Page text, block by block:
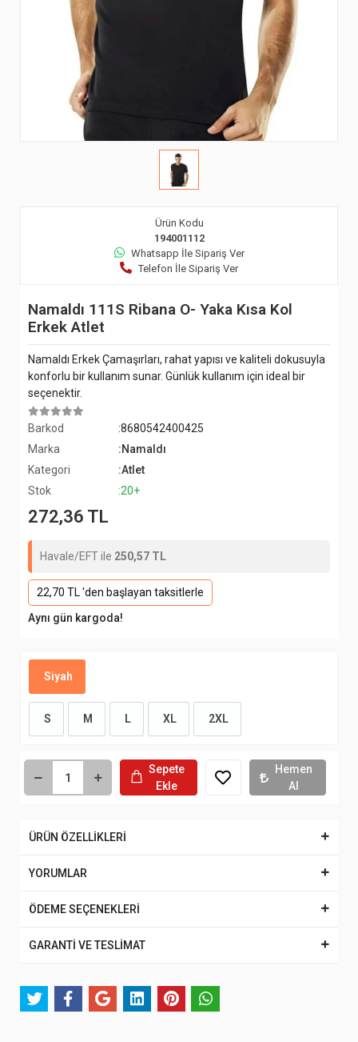
Ürün Kodu
194001112
Whatsapp İle Sipariş Ver
Telefon İle Sipariş Ver
Namaldı 111S Ribana O- Yaka Kısa Kol
Erkek Atlet
Namaldı Erkek Çamaşırları, rahat yapısı ve kaliteli dokusuyla
konforlu bir kullanım sunar. Günlük kullanım için ideal bir
seçenektir.
Barkod
:8680542400425
Marka
:Namaldı
Kategori
:Atlet
Stok
:20+
272,36 TL
Havale/EFT ile 250,57 TL
22,70 TL 'den başlayan taksitlerle
Aynı gün kargoda!
Siyah
S M L XL 2XL
Sepete
Ekle
Hemen
Al
ÜRÜN ÖZELLİKLERİ
YORUMLAR
ÖDEME SEÇENEKLERİ
GARANTİ VE TESLİMAT